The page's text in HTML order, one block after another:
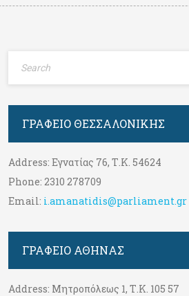
ΓΡΑΦΕΊΟ ΘΕΣΣΑΛΟΝΊΚΗΣ
Address: Εγνατίας 76, Τ.Κ. 54624
Phone: 2310 278709
Email: i.amanatidis@parliament.gr
ΓΡΑΦΕΊΟ ΑΘΉΝΑΣ
Address: Μητροπόλεως 1, Τ.Κ. 105 57